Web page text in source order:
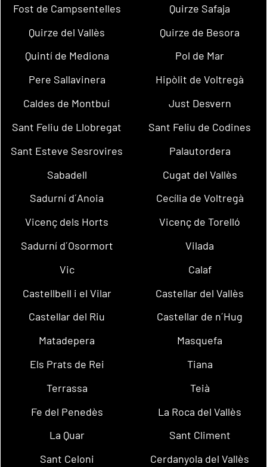
Fost de Campsentelles
Quirze Safaja
Quirze del Vallès
Quirze de Besora
Quintí de Mediona
Pol de Mar
Pere Sallavinera
Hipòlit de Voltregà
Caldes de Montbui
Just Desvern
Sant Feliu de Llobregat
Sant Feliu de Codines
Sant Esteve Sesrovires
Palautordera
Sabadell
Cugat del Vallès
Sadurní d´Anoia
Cecília de Voltregà
Vicenç dels Horts
Vicenç de Torelló
Sadurní d´Osormort
Vilada
Vic
Calaf
Castellbell i el Vilar
Castellar del Vallès
Castellar del Riu
Castellar de n´Hug
Matadepera
Masquefa
Els Prats de Rei
Tiana
Terrassa
Teià
Fe del Penedès
La Roca del Vallès
La Quar
Sant Climent
Sant Celoni
Cerdanyola del Vallès